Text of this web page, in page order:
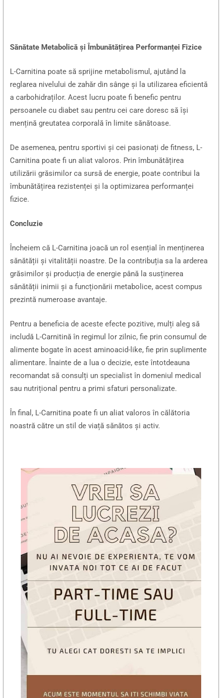
Sănătate Metabolică și Îmbunătățirea Performanței Fizice
L-Carnitina poate să sprijine metabolismul, ajutând la
reglarea nivelului de zahăr din sânge și la utilizarea eficientă
a carbohidraților. Acest lucru poate fi benefic pentru
persoanele cu diabet sau pentru cei care doresc să își
mențină greutatea corporală în limite sănătoase.
De asemenea, pentru sportivi și cei pasionați de fitness, L-
Carnitina poate fi un aliat valoros. Prin îmbunătățirea
utilizării grăsimilor ca sursă de energie, poate contribui la
îmbunătățirea rezistenței și la optimizarea performanței
fizice.
Concluzie
Încheiem că L-Carnitina joacă un rol esențial în menținerea
sănătății și vitalității noastre. De la contribuția sa la arderea
grăsimilor și producția de energie până la susținerea
sănătății inimii și a funcționării metabolice, acest compus
prezintă numeroase avantaje.
Pentru a beneficia de aceste efecte pozitive, mulți aleg să
includă L-Carnitină în regimul lor zilnic, fie prin consumul de
alimente bogate în acest aminoacid-like, fie prin suplimente
alimentare. Înainte de a lua o decizie, este întotdeauna
recomandat să consulți un specialist în domeniul medical
sau nutrițional pentru a primi sfaturi personalizate.
În final, L-Carnitina poate fi un aliat valoros în călătoria
noastră către un stil de viață sănătos și activ.